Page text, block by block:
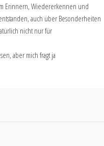
Erinnern, Wiedererkennen und
auch über Besonderheiten
nicht nur für
aber mich fragt ja